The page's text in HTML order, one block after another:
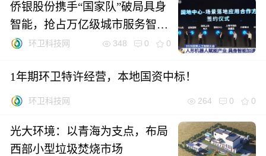
侨银股份携手“国家队”破局具身
智能，抢占万亿级城市服务智能
化“制空权”
环卫科技网 348 0 0
1年期环卫特许经营，本地国资中标！
环卫科技网 264 0 0
光大环境：以青海为支点，布局
西部小型垃圾焚烧市场